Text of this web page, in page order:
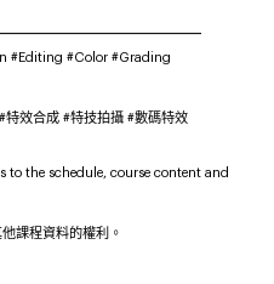
#Editing #Color #Grading
特效合成 #特技拍攝 #數碼特效
to the schedule, course content and
課程資料的權利。